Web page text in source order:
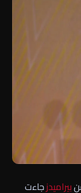
بيراميدزجاءت